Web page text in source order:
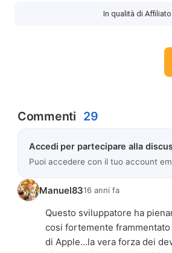
In qualità di
Commenti 29
Accedi per partecipare alla
Puoi accedere con il tuo account
Manuel8316 anni fa
Questo sviluppatore ha
cosi fortemente
di Apple...la vera forza dei